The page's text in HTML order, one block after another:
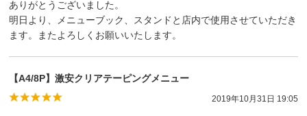
ありがとうございました。
明日より、メニューブック、スタンドと店内で使用させていただき
ます。またよろしくお願いいたします。
【A4/8P】激安クリアテーピングメニュー
2019年10月31日 19:05